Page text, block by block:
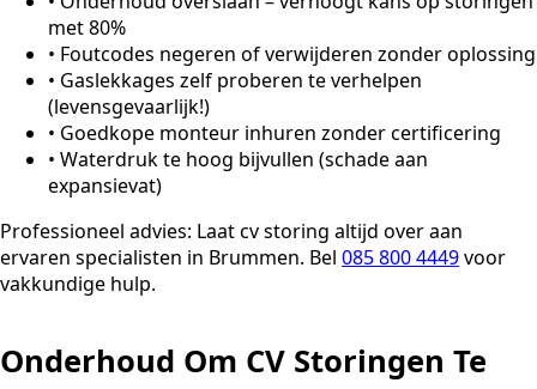
met 80%
• Foutcodes negeren of verwijderen zonder oplossing
• Gaslekkages zelf proberen te verhelpen
(levensgevaarlijk!)
• Goedkope monteur inhuren zonder certificering
• Waterdruk te hoog bijvullen (schade aan
expansievat)
Professioneel advies: Laat cv storing altijd over aan
ervaren specialisten in Brummen. Bel 085 800 4449voor
vakkundige hulp.
Onderhoud Om CV Storingen Te